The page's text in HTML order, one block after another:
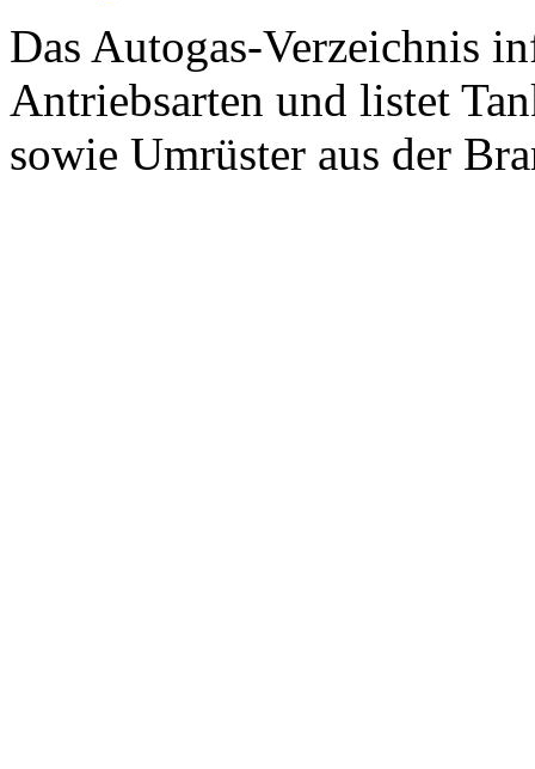
Das Autogas-Verzeichnis
Antriebsarten und listet
sowie Umrüster aus der